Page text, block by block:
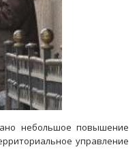
небольшое повышение
управление